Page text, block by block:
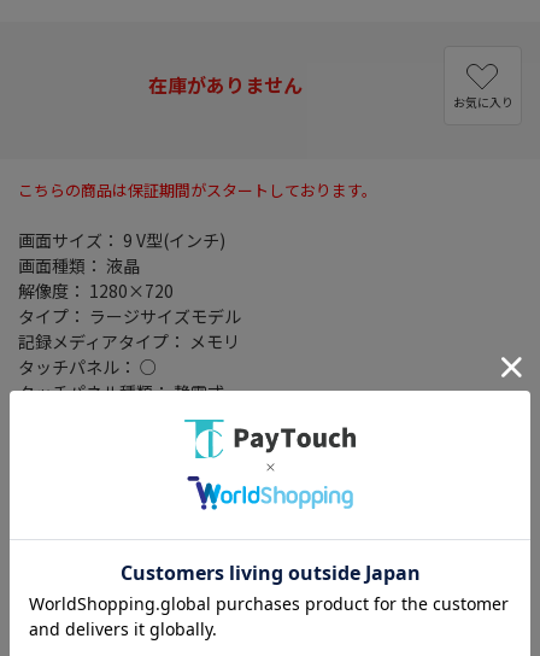
在庫がありません
お気に入り
こちらの商品は保証期間がスタートしております。
画面サイズ： 9 V型(インチ)
画面種類： 液晶
解像度： 1280×720
タイプ： ラージサイズモデル
記録メディアタイプ： メモリ
タッチパネル： ○
タッチパネル種類： 静電式
地図データ： MapFan
TVチューナー： フルセグ(地デジ)
Bluetooth： Bluetooth 5.2+EDR
ハンズフリー機能： ○
ワイドFM： ○
ETC2.0： ○
VICSWIDE： ○